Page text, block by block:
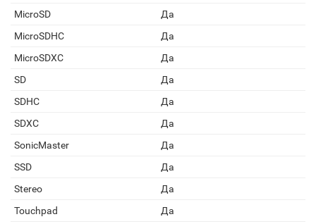
MicroSD
Да
MicroSDHC
Да
MicroSDXC
Да
SD
Да
SDHC
Да
SDXC
Да
SonicMaster
Да
SSD
Да
Stereo
Да
Touchpad
Да